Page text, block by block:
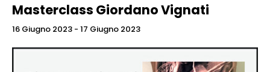
Masterclass Giordano Vignati
16 Giugno 2023 - 17 Giugno 2023